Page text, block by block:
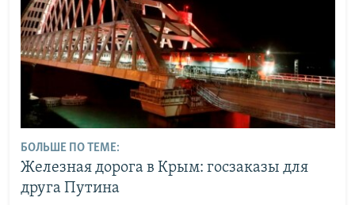
БОЛЬШЕ ПО ТЕМЕ:
Железная дорога в Крым: госзаказы для
друга Путина